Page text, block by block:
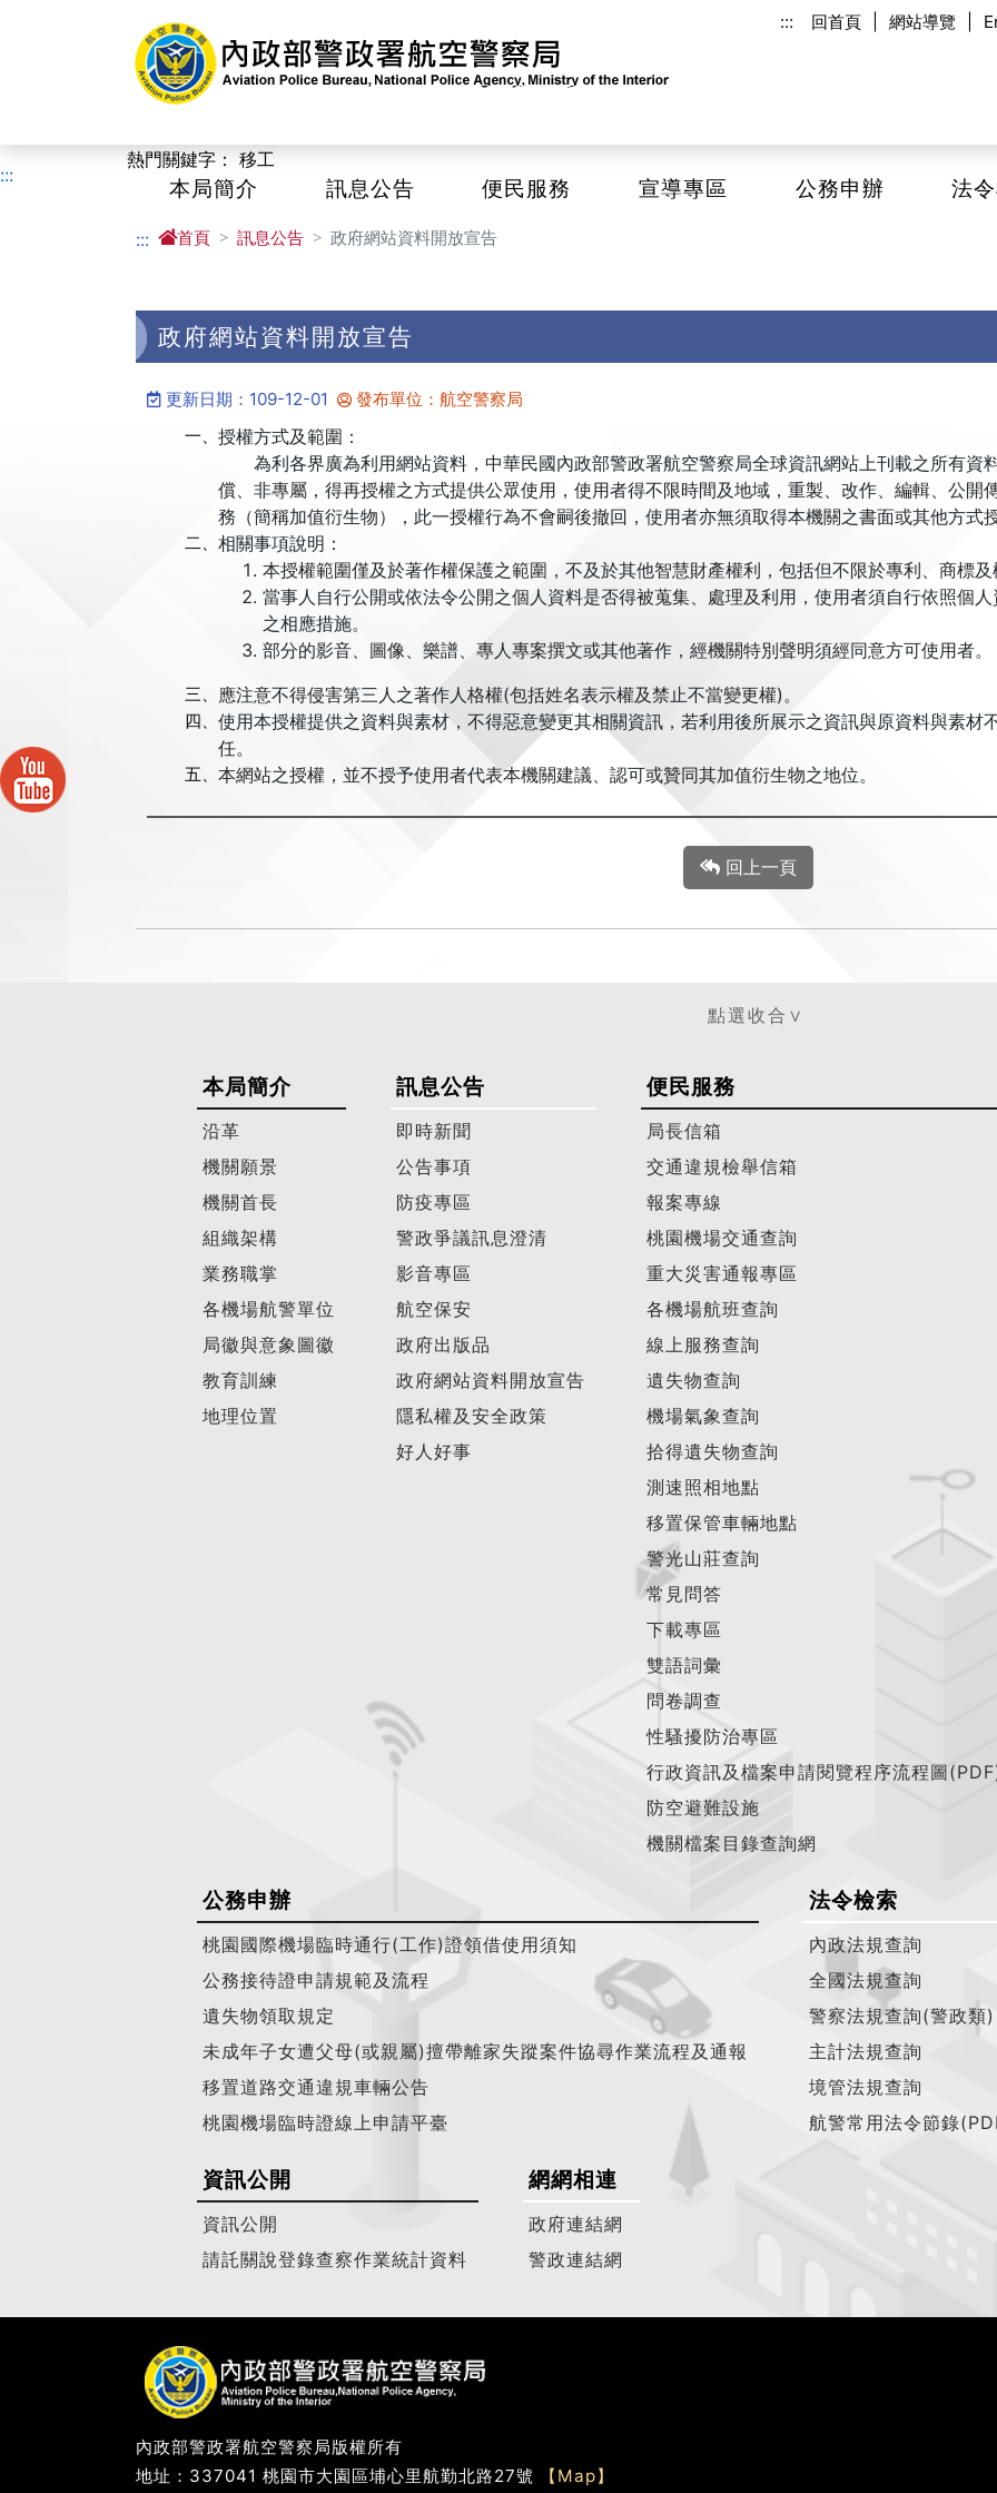
::: 回首頁 網站導覽
熱門關鍵字： 移工
::: 本局簡介 訊息公告 便民服務 宣導專區 公務申辦 法
::: 首頁 訊息公告 政府網站資料開放宣告
政府網站資料開放宣告
更新日期：109-12-01
發布單位：航空警察局
一、 授權方式及範圍：
為利各界廣為利用網站資料，中華民國內政部警政署航空警察局全球資訊網站上刊載之所有資
償、非專屬，得再授權之方式提供公眾使用，使用者得不限時間及地域，重製、改作、編輯、公開
務（簡稱加值衍生物），此一授權行為不會嗣後撤回，使用者亦無須取得本機關之書面或其他方式
二、 相關事項說明：
本授權範圍僅及於著作權保護之範圍，不及於其他智慧財產權利，包括但不限於專利、商標
當事人自行公開或依法令公開之個人資料是否得被蒐集、處理及利用，使用者須自行依照個
之相應措施。
部分的影音、圖像、樂譜、專人專案撰文或其他著作，經機關特別聲明須經同意方可使用者。
三、 應注意不得侵害第三人之著作人格權(包括姓名表示權及禁止不當變更權)。
四、 使用本授權提供之資料與素材，不得惡意變更其相關資訊，若利用後所展示之資訊與原資料與素材
任。
五、 本網站之授權，並不授予使用者代表本機關建議、認可或贊同其加值衍生物之地位。
回上一頁
本局簡介
沿革
機關願景
機關首長
組織架構
業務職掌
各機場航警單位
局徽與意象圖徽
教育訓練
地理位置
訊息公告
即時新聞
公告事項
防疫專區
警政爭議訊息澄清
影音專區
航空保安
政府出版品
政府網站資料開放宣告
隱私權及安全政策
好人好事
便民服務
局長信箱
交通違規檢舉信箱
報案專線
桃園機場交通查詢
重大災害通報專區
各機場航班查詢
線上服務查詢
遺失物查詢
機場氣象查詢
拾得遺失物查詢
測速照相地點
移置保管車輛地點
警光山莊查詢
常見問答
下載專區
雙語詞彙
問卷調查
性騷擾防治專區
行政資訊及檔案申請閱覽程序流程圖
防空避難設施
機關檔案目錄查詢網
公務申辦
桃園國際機場臨時通行(工作)證領借使用須知
公務接待證申請規範及流程
遺失物領取規定
未成年子女遭父母(或親屬)擅帶離家失蹤案件協尋作業流程及通報
移置道路交通違規車輛公告
桃園機場臨時證線上申請平臺
法令檢索
內政法規查詢
全國法規查詢
警察法規查詢(警政類)
主計法規查詢
境管法規查詢
航警常用法令節錄
資訊公開
資訊公開
請託關說登錄查察作業統計資料
網網相連
政府連結網
警政連結網
內政部警政署航空警察局版權所有
地址：337041 桃園市大園區埔心里航勤北路27號
【Map】